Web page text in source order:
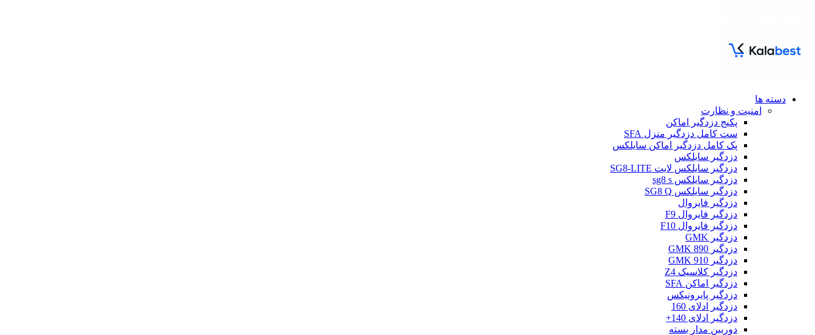
دسته ها
امنیت و نظارت
پکیج دزدگیر اماکن
ست کامل دزدگیر منزل SFA
پک کامل دزدگیر اماکن سایلکس
دزدگیر سایلکس
دزدگیر سایلکس لایت SG8-LITE
دزدگیر سایلکس sg8 s
دزدگیر سایلکس SG8 Q
دزدگیر فایروال
دزدگیر فایروال F9
دزدگیر فایروال F10
دزدگیر GMK
دزدگیر GMK 890
دزدگیر GMK 910
دزدگیر کلاسیک Z4
دزدگیر اماکن SFA
دزدگیر پایرونیکس
دزدگیر ادلای 160
دزدگیر ادلای 140+
دوربین مدار بسته